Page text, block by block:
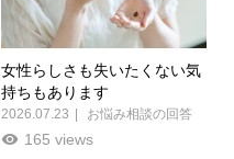
女性らしさも失いたくない気
持ちもあります
2026.07.23 お悩み相談の回答
165 views